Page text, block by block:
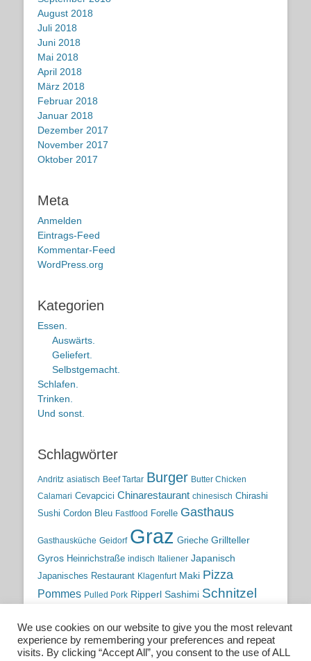
August 2018
Juli 2018
Juni 2018
Mai 2018
April 2018
März 2018
Februar 2018
Januar 2018
Dezember 2017
November 2017
Oktober 2017
Meta
Anmelden
Eintrags-Feed
Kommentar-Feed
WordPress.org
Kategorien
Essen.
Auswärts.
Geliefert.
Selbstgemacht.
Schlafen.
Trinken.
Und sonst.
Schlagwörter
Andritz asiatisch Beef Tartar Burger Butter Chicken
Calamari Cevapcici Chinarestaurant chinesisch Chirashi
Sushi Cordon Bleu Fastfood Forelle Gasthaus
Gasthausküche Geidorf Graz Grieche Grillteller
Gyros Heinrichstraße indisch Italiener Japanisch
Japanisches Restaurant Klagenfurt Maki Pizza
Pommes Pulled Pork Ripperl Sashimi Schnitzel
traditionelle Küche Traditionsgasthaus Vulkanland
Wien Wild österreichische Küche
We use cookies on our website to give you the most relevant
experience by remembering your preferences and repeat
visits. By clicking “Accept All”, you consent to the use of ALL